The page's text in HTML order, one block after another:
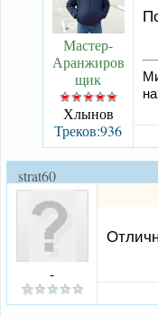
Мастер-
Аранжиров
щик
Хлынов
Треков:936
strat60
-